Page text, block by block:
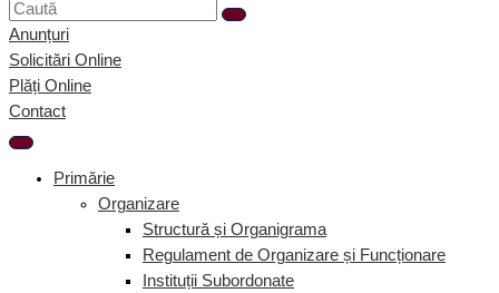
Anunțuri
Solicitări Online
Plăți Online
Contact
Primărie
Organizare
Structură și Organigrama
Regulament de Organizare și Funcționare
Instituții Subordonate